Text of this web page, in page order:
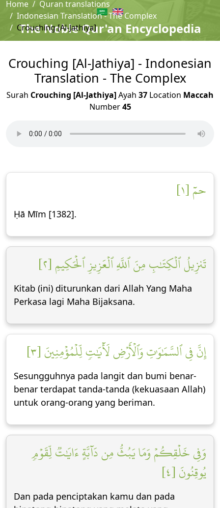
The Noble Qur'an Encyclopedia
Home
Quran translations
Indonesian Translation - The Complex
Crouching [Al-Jathiya]
Crouching [Al-Jathiya] - Indonesian
Translation - The Complex
Surah Crouching [Al-Jathiya]Ayah 37 Location Maccah
Number45
حمٓ [١]
Ḥā Mīm [1382].
تَنزِيلُ ٱلۡكِتَٰبِ مِنَ ٱللَّهِ ٱلۡعَزِيزِ ٱلۡحَكِيمِ [٢]
Kitab (ini) diturunkan dari Allah Yang Maha
Perkasa lagi Maha Bijaksana.
إِنَّ فِي ٱلسَّمَٰوَٰتِ وَٱلۡأَرۡضِ لَأٓيَٰتٖ لِّلۡمُؤۡمِنِينَ [٣]
Sesungguhnya pada langit dan bumi benar-
benar terdapat tanda-tanda (kekuasaan Allah)
untuk orang-orang yang beriman.
وَفِي خَلۡقِكُمۡ وَمَا يَبُثُّ مِن دَآبَّةٍ ءَايَٰتٞ لِّقَوۡمٖ
يُوقِنُونَ [٤]
Dan pada penciptakan kamu dan pada